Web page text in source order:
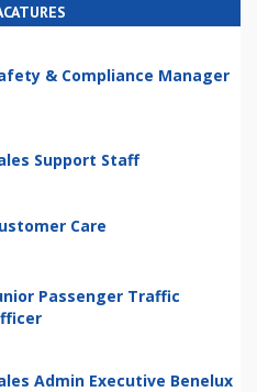
& Compliance Manager
Support Staff
Care
Passenger Traffic
Admin Executive Benelux